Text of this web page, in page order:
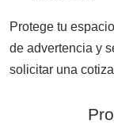
Protege tu
de advertencia y
solicitar una